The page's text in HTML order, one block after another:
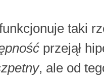
taki
przejął
, ale od